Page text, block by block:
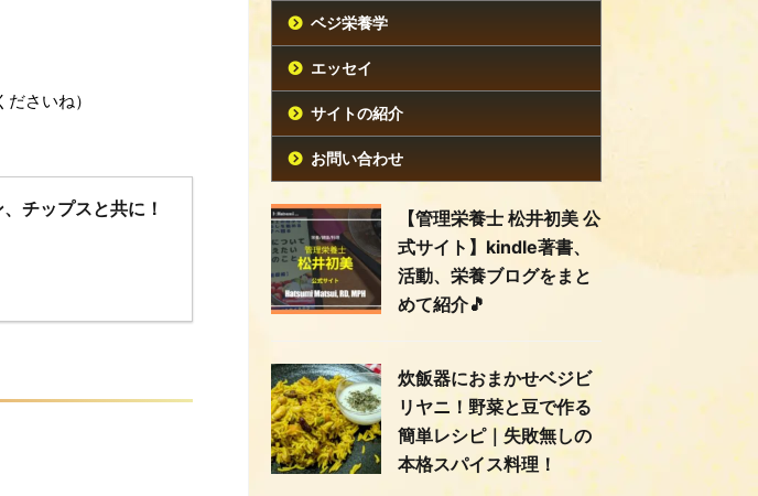
さいね）
チップスと共に！
ベジ栄養学
エッセイ
サイトの紹介
お問い合わせ
【管理栄養士 松井初美 公
式サイト】kindle著書、
活動、栄養ブログをまと
めて紹介🎵
炊飯器におまかせベジビ
リヤニ！野菜と豆で作る
簡単レシピ｜失敗無しの
本格スパイス料理！